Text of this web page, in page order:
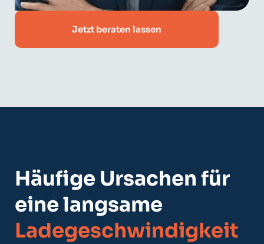
Jetzt beraten lassen
Häufige Ursachen für
eine langsame
Ladegeschwindigkeit